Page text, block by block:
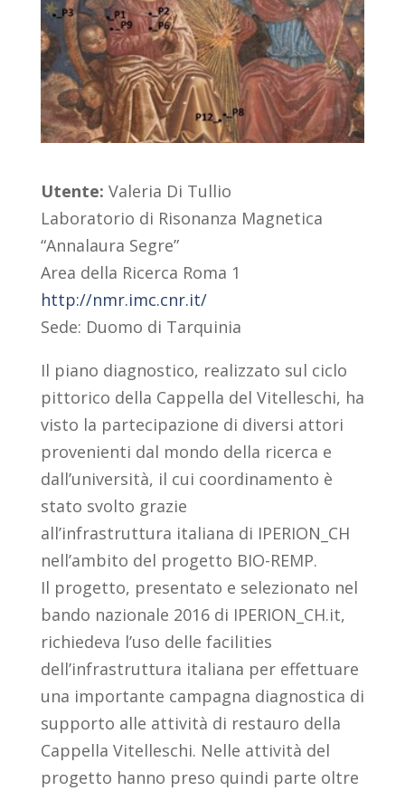
Utente: Valeria Di Tullio
Laboratorio di Risonanza Magnetica
“Annalaura Segre”
Area della Ricerca Roma 1
http://nmr.imc.cnr.it/
Sede: Duomo di Tarquinia
Il piano diagnostico, realizzato sul ciclo
pittorico della Cappella del Vitelleschi, ha
visto la partecipazione di diversi attori
provenienti dal mondo della ricerca e
dall’università, il cui coordinamento è
stato svolto grazie
all’infrastruttura italiana di IPERION_CH
nell’ambito del progetto BIO-REMP.
Il progetto, presentato e selezionato nel
bando nazionale 2016 di IPERION_CH.it,
richiedeva l’uso delle facilities
dell’infrastruttura italiana per effettuare
una importante campagna diagnostica di
supporto alle attività di restauro della
Cappella Vitelleschi. Nelle attività del
progetto hanno preso quindi parte oltre